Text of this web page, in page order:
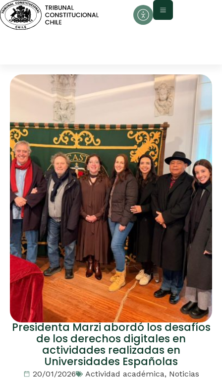
Presidenta Marzi abordó los desafíos
de los derechos digitales en
actividades realizadas en
Universidades Españolas
20/01/2026 Actividad académica, Noticias